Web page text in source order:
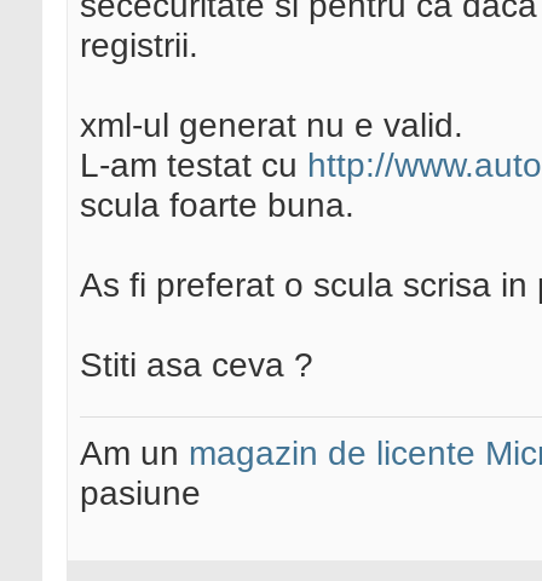
registrii.
xml-ul generat nu e valid.
L-am testat cu http://
scula foarte buna.
As fi preferat o scula scrisa
Stiti asa ceva ?
Am un magazin de licente
pasiune